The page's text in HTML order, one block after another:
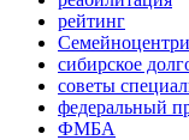
рейтинг
сибирское
советы
федеральный
ФМБА